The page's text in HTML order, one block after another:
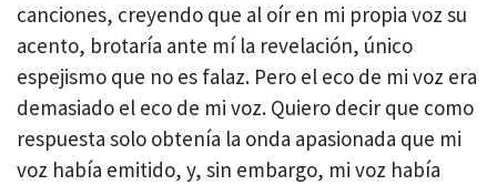
canciones, creyendo que al oír en mi propia voz su
acento, brotaría ante mí la revelación, único
espejismo que no es falaz. Pero el eco de mi voz era
demasiado el eco de mi voz. Quiero decir que como
respuesta solo obtenía la onda apasionada que mi
voz había emitido, y, sin embargo, mi voz había